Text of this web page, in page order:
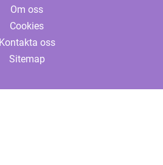
Om oss
Cookies
Kontakta oss
Sitemap